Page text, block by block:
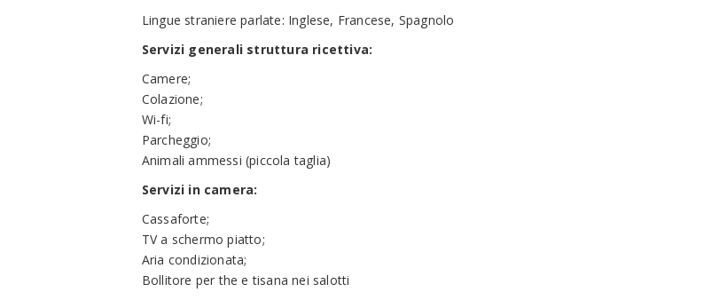
Lingue straniere parlate: Inglese, Francese, Spagnolo
Servizi generali struttura ricettiva:
Camere;
Colazione;
Wi-fi;
Parcheggio;
Animali ammessi (piccola taglia)
Servizi in camera:
Cassaforte;
TV a schermo piatto;
Aria condizionata;
Bollitore per the e tisana nei salotti